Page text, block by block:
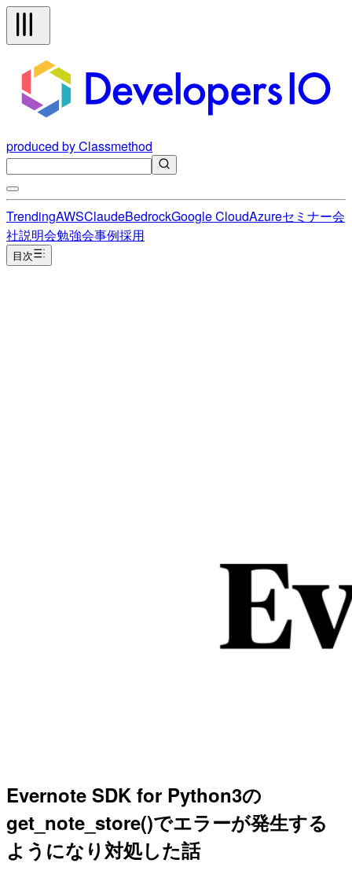
produced by Classmethod
TrendingAWSClaudeBedrockGoogle CloudAzureセミナー会
社説明会勉強会事例採用
目次
Evernote SDK for Python3の
get_note_store()でエラーが発生する
ようになり対処した話